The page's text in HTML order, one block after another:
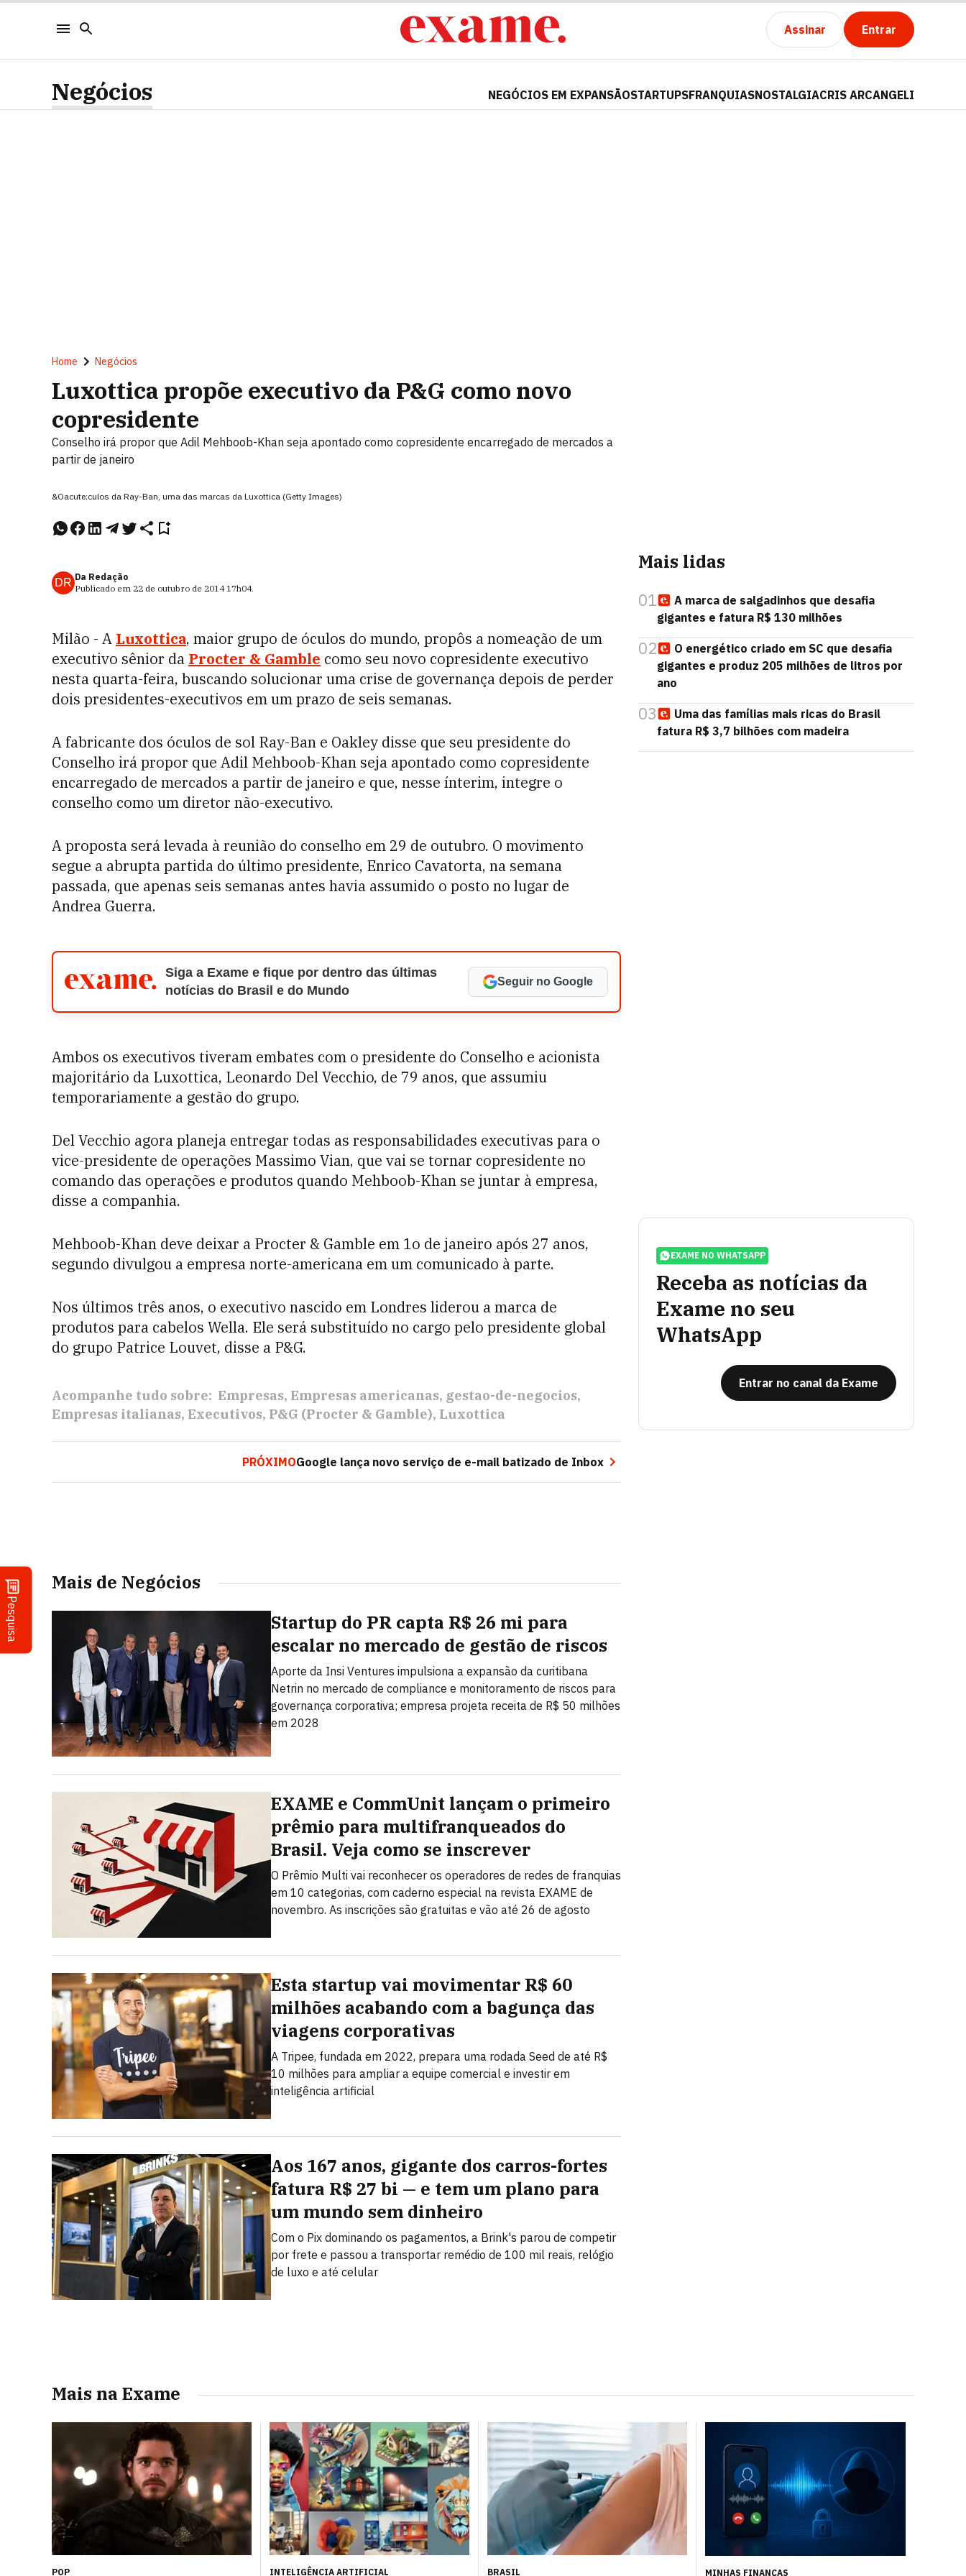
Assinar Entrar
Pesquisa
Negócios NEGÓCIOS EM EXPANSÃOSTARTUPSFRANQUIASNOSTALGIACRIS ARCANGELI
Home Negócios
Luxottica propõe executivo da P&G como novo
copresidente
Conselho irá propor que Adil Mehboob-Khan seja apontado como copresidente encarregado de mercados a
partir de janeiro
&Oacute;culos da Ray-Ban, uma das marcas da Luxottica (Getty Images)
DR Da Redação
Publicado em 22 de outubro de 2014 17h04.
Milão - A Luxottica, maior grupo de óculos do mundo, propôs a nomeação de um
executivo sênior da Procter & Gamble como seu novo copresidente executivo
nesta quarta-feira, buscando solucionar uma crise de governança depois de perder
dois presidentes-executivos em um prazo de seis semanas.
A fabricante dos óculos de sol Ray-Ban e Oakley disse que seu presidente do
Conselho irá propor que Adil Mehboob-Khan seja apontado como copresidente
encarregado de mercados a partir de janeiro e que, nesse ínterim, integre o
conselho como um diretor não-executivo.
A proposta será levada à reunião do conselho em 29 de outubro. O movimento
segue a abrupta partida do último presidente, Enrico Cavatorta, na semana
passada, que apenas seis semanas antes havia assumido o posto no lugar de
Andrea Guerra.
Siga a Exame e fique por dentro das últimas
notícias do Brasil e do Mundo
Seguir no Google
Ambos os executivos tiveram embates com o presidente do Conselho e acionista
majoritário da Luxottica, Leonardo Del Vecchio, de 79 anos, que assumiu
temporariamente a gestão do grupo.
Del Vecchio agora planeja entregar todas as responsabilidades executivas para o
vice-presidente de operações Massimo Vian, que vai se tornar copresidente no
comando das operações e produtos quando Mehboob-Khan se juntar à empresa,
disse a companhia.
Mehboob-Khan deve deixar a Procter & Gamble em 1o de janeiro após 27 anos,
segundo divulgou a empresa norte-americana em um comunicado à parte.
Nos últimos três anos, o executivo nascido em Londres liderou a marca de
produtos para cabelos Wella. Ele será substituído no cargo pelo presidente global
do grupo Patrice Louvet, disse a P&G.
Acompanhe tudo sobre: Empresas Empresas americanas gestao-de-negocios
Empresas italianas Executivos P&G (Procter & Gamble) Luxottica
PRÓXIMOGoogle lança novo serviço de e-mail batizado de Inbox
Mais de Negócios
Startup do PR capta R$ 26 mi para
escalar no mercado de gestão de riscos
Aporte da Insi Ventures impulsiona a expansão da curitibana
Netrin no mercado de compliance e monitoramento de riscos para
governança corporativa; empresa projeta receita de R$ 50 milhões
em 2028
EXAME e CommUnit lançam o primeiro
prêmio para multifranqueados do
Brasil. Veja como se inscrever
O Prêmio Multi vai reconhecer os operadores de redes de franquias
em 10 categorias, com caderno especial na revista EXAME de
novembro. As inscrições são gratuitas e vão até 26 de agosto
Esta startup vai movimentar R$ 60
milhões acabando com a bagunça das
viagens corporativas
A Tripee, fundada em 2022, prepara uma rodada Seed de até R$
10 milhões para ampliar a equipe comercial e investir em
inteligência artificial
Aos 167 anos, gigante dos carros-fortes
fatura R$ 27 bi — e tem um plano para
um mundo sem dinheiro
Com o Pix dominando os pagamentos, a Brink's parou de competir
por frete e passou a transportar remédio de 100 mil reais, relógio
de luxo e até celular
Mais lidas
01
A marca de salgadinhos que desafia
gigantes e fatura R$ 130 milhões
02
O energético criado em SC que desafia
gigantes e produz 205 milhões de litros por
ano
03
Uma das famílias mais ricas do Brasil
fatura R$ 3,7 bilhões com madeira
EXAME NO WHATSAPP
Receba as notícias da
Exame no seu
WhatsApp
Entrar no canal da Exame
Mais na Exame
POP INTELIGÊNCIA ARTIFICIAL BRASIL MINHAS FINANÇAS